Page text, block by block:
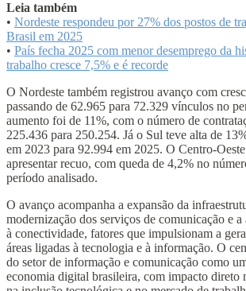
Leia também
• Nordeste respondeu por 27% dos postos de
Brasil em 2025
• País fecha 2025 com menor desemprego da
trabalho cresce 7,5% e é recorde
O Nordeste também registrou avanço com
passando de 62.965 para 72.329 vínculos no
aumento foi de 11%, com o número de
225.436 para 250.254. Já o Sul teve alta de
em 2023 para 92.994 em 2025. O Centro-
apresentar recuo, com queda de 4,2% no
período analisado.
O avanço acompanha a expansão da
modernização dos serviços de comunicação e a
à conectividade, fatores que impulsionam a
áreas ligadas à tecnologia e à informação. O
do setor de informação e comunicação como
economia digital brasileira, com impacto direto